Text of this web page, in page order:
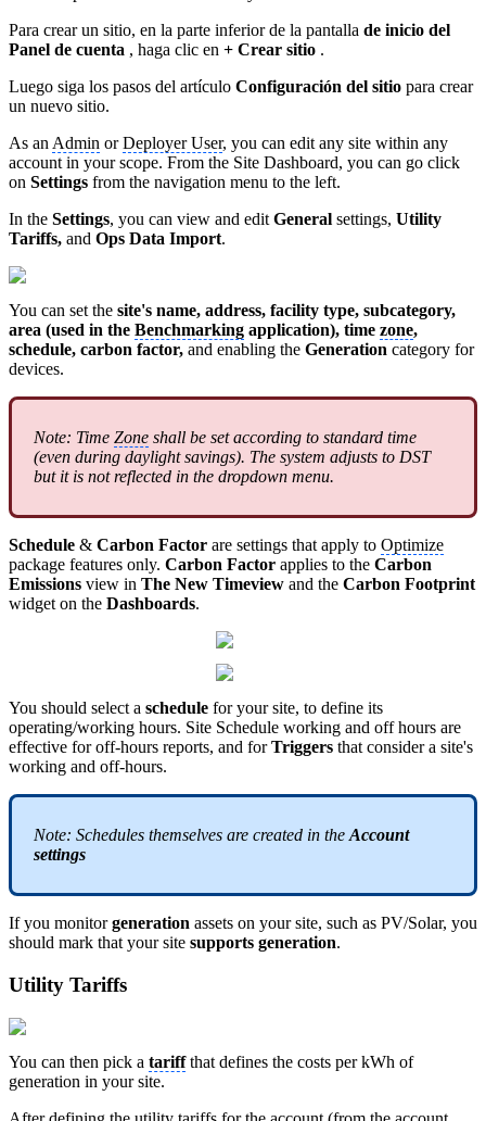
Para crear un sitio, en la parte inferior de la pantalla de inicio del
Panel de cuenta , haga clic en + Crear sitio .
Luego siga los pasos del artículo Configuración del sitio para crear
un nuevo sitio.
As an Admin orDeployer User, you can edit any site within any
account in your scope. From the Site Dashboard, you can go click
on Settings from the navigation menu to the left.
In the Settings, you can view and edit General settings, Utility
Tariffs, and Ops Data Import.
You can set the site's name, address, facility type, subcategory,
area (used in the Benchmarking application), time zone,
schedule, carbon factor, and enabling the Generation category for
devices.
Note: Time Zone shall be set according to standard time
(even during daylight savings). The system adjusts to DST
but it is not reflected in the dropdown menu.
Schedule & Carbon Factor are settings that apply to Optimize
package features only. Carbon Factor applies to the Carbon
Emissions view in The New Timeview and the Carbon Footprint
widget on the Dashboards.
You should select a schedule for your site, to define its
operating/working hours. Site Schedule working and off hours are
effective for off-hours reports, and forTriggers that consider a site's
working and off-hours.
Note: Schedules themselves are created in the Account
settings
If you monitorgeneration assets on your site, such as PV/Solar, you
should mark that your site supports generation.
Utility Tariffs
You can then pick a tariffthat defines the costs per kWh of
generation in your site.